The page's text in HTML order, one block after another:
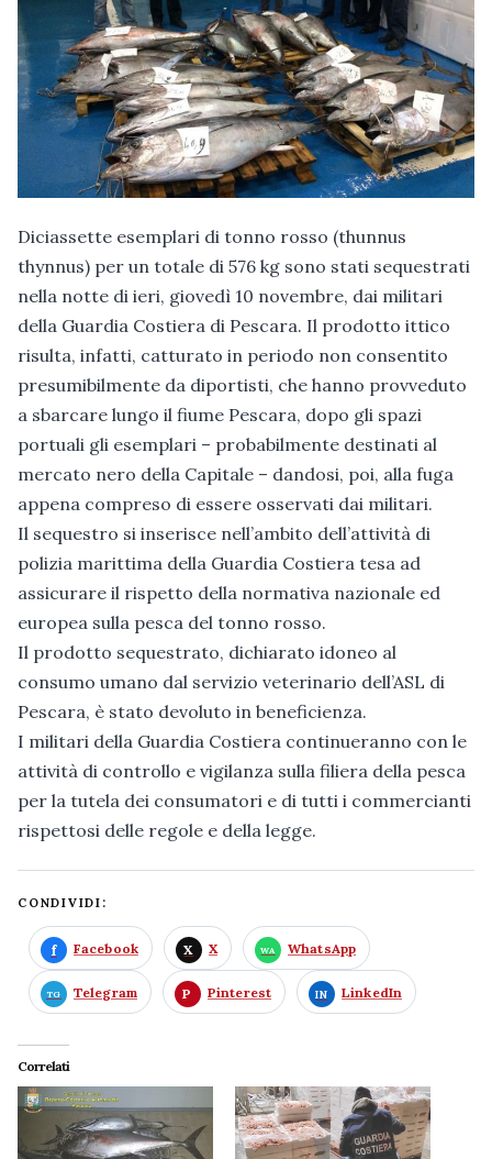
Diciassette esemplari di tonno rosso (thunnus
thynnus) per un totale di 576 kg sono stati sequestrati
nella notte di ieri, giovedì 10 novembre, dai militari
della Guardia Costiera di Pescara. Il prodotto ittico
risulta, infatti, catturato in periodo non consentito
presumibilmente da diportisti, che hanno provveduto
a sbarcare lungo il fiume Pescara, dopo gli spazi
portuali gli esemplari – probabilmente destinati al
mercato nero della Capitale – dandosi, poi, alla fuga
appena compreso di essere osservati dai militari.
Il sequestro si inserisce nell’ambito dell’attività di
polizia marittima della Guardia Costiera tesa ad
assicurare il rispetto della normativa nazionale ed
europea sulla pesca del tonno rosso.
Il prodotto sequestrato, dichiarato idoneo al
consumo umano dal servizio veterinario dell’ASL di
Pescara, è stato devoluto in beneficienza.
I militari della Guardia Costiera continueranno con le
attività di controllo e vigilanza sulla filiera della pesca
per la tutela dei consumatori e di tutti i commercianti
rispettosi delle regole e della legge.
CONDIVIDI:
Facebook X WhatsApp
Telegram Pinterest LinkedIn
Correlati